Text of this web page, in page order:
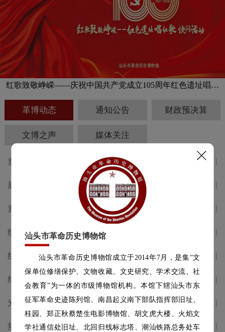
汕头市革命历史博物馆
汕头市革命历史博物馆成立于2014年7月，是集“文
保单位修缮保护、文物收藏、文史研究、学术交流、社
会教育”为一体的市级博物馆机构。本馆下辖汕头市东
征军革命史迹陈列馆、南昌起义南下部队指挥部旧址、
桂园、郑正秋蔡楚生电影博物馆、胡文虎大楼、火焰文
学社通信处旧址、北回归线标志塔、潮汕铁路总务处车
红歌致敬峥嵘——庆祝中国共产党成立105周年红色遗址唱红
革博动态 通知公告 财政预决算
文博之声 媒体关注
童声述侨韵，志愿传薪火 汕头
革博“小小讲解员”考核活动精彩
回顾
[2026-08-01]
展讯 | 纪念中国工农红军长征胜
利 九十周年专题展于8月1日开
幕
[2026-07-30]
童声述侨韵，志愿传薪火 | 汕头
革博“小小讲解员”培训顺利举办
[2026-07-17]
红歌致敬峥嵘岁月，红色地标唱
响时代礼赞｜省市主流媒体纷纷
点赞汕头革博这场红歌快闪活动
[2026-07-07]
红歌致敬峥嵘——庆祝中国共产
党成立105周年红色遗址唱红歌
快闪活动预告
[2026-07-03]
红歌致敬峥嵘——庆祝中国共产
党成立105周年红色遗址唱红歌
快闪活动预告
[2026-07-02]
光影颂百年 初心永向党 | 庆祝建
党105周年公益电影放映七月档
[2026-07-02]
热烈庆祝中国共产党成立105周
[2026-07-01]